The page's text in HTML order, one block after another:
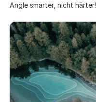
Angle smarter, nicht härter!